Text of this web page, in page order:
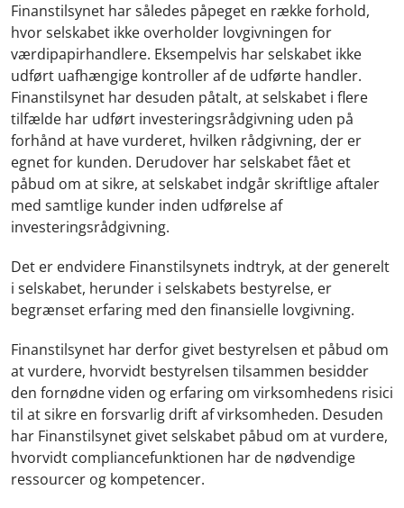
Finanstilsynet har således påpeget en række forhold,
hvor selskabet ikke overholder lovgivningen for
værdipapirhandlere. Eksempelvis har selskabet ikke
udført uafhængige kontroller af de udførte handler.
Finanstilsynet har desuden påtalt, at selskabet i flere
tilfælde har udført investeringsrådgivning uden på
forhånd at have vurderet, hvilken rådgivning, der er
egnet for kunden. Derudover har selskabet fået et
påbud om at sikre, at selskabet indgår skriftlige aftaler
med samtlige kunder inden udførelse af
investeringsrådgivning.
Det er endvidere Finanstilsynets indtryk, at der generelt
i selskabet, herunder i selskabets bestyrelse, er
begrænset erfaring med den finansielle lovgivning.
Finanstilsynet har derfor givet bestyrelsen et påbud om
at vurdere, hvorvidt bestyrelsen tilsammen besidder
den fornødne viden og erfaring om virksomhedens risici
til at sikre en forsvarlig drift af virksomheden. Desuden
har Finanstilsynet givet selskabet påbud om at vurdere,
hvorvidt compliancefunktionen har de nødvendige
ressourcer og kompetencer.